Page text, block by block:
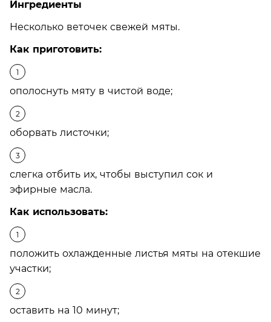
Ингредиенты
Несколько веточек свежей мяты.
Как приготовить:
ополоснуть мяту в чистой воде;
оборвать листочки;
слегка отбить их, чтобы выступил сок и
эфирные масла.
Как использовать:
положить охлажденные листья мяты на отекшие
участки;
оставить на 10 минут;